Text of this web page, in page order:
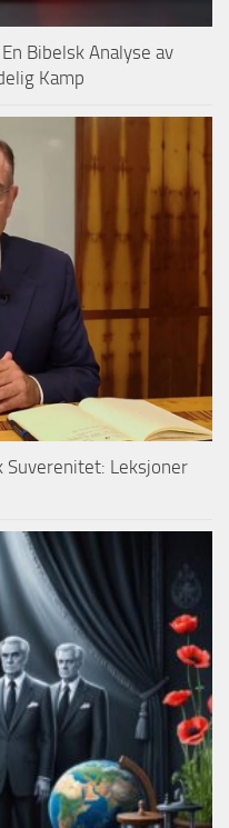
Bibelsk Analyse av
Kamp
Suverenitet: Leksjoner